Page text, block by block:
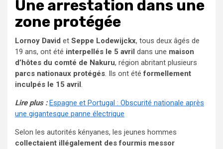
Une arrestation dans une
zone protégée
Lornoy David et Seppe Lodewijckx, tous deux âgés de
19 ans, ont été interpellés le 5 avril dans une maison
d’hôtes du comté de Nakuru, région abritant plusieurs
parcs nationaux protégés. Ils ont étéformellement
inculpés le 15 avril.
Lire plus :Espagne et Portugal : Obscurité nationale après
une gigantesque panne électrique
Selon les autorités kényanes, les jeunes hommes
collectaient illégalement des fourmis messor